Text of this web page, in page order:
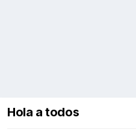
Hola a todos